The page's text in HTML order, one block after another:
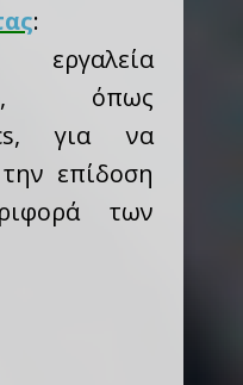
:
εργαλεία
όπως
για να
επίδοση
των